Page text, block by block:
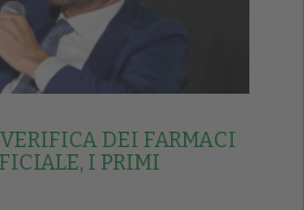
DEI FARMACI
I PRIMI